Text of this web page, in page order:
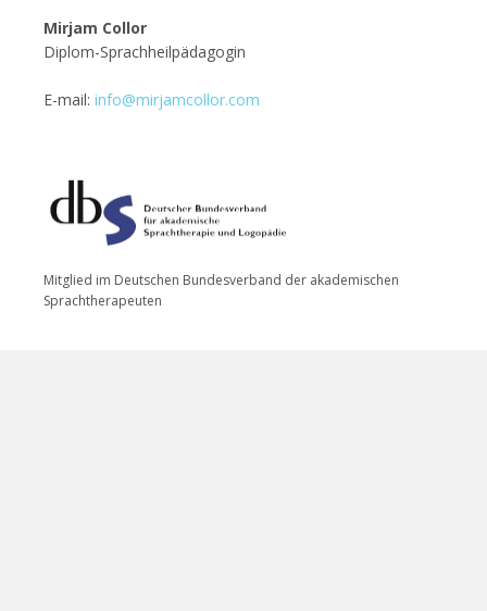
Mirjam Collor
Diplom-Sprachheilpädagogin
E-mail: info@mirjamcollor.com
Mitglied im Deutschen Bundesverband der akademischen
Sprachtherapeuten